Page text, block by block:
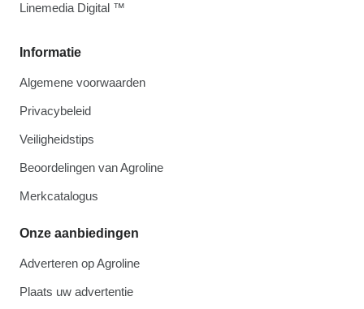
Informatie
Algemene voorwaarden
Privacybeleid
Veiligheidstips
Beoordelingen van Agroline
Merkcatalogus
Onze aanbiedingen
Adverteren op Agroline
Plaats uw advertentie
Linemedia Digital ™